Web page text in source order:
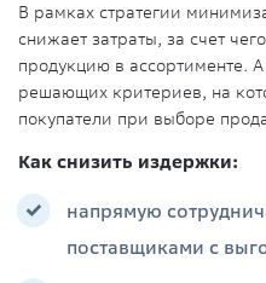
В рамках стратегии
снижает затраты, за счет
продукцию в ассортименте.
решающих критериев, на
покупатели при выборе
Как снизить издержки:
напрямую
поставщиками с